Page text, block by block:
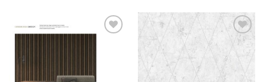
Add to
wishlist